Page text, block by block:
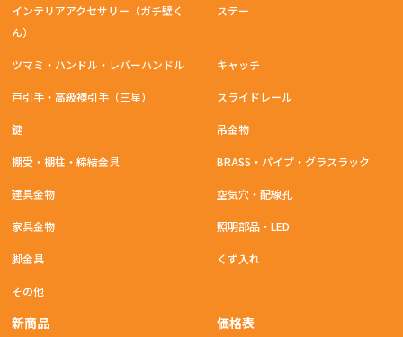
インテリアアクセサリー（ガチ壁く
ん）
ツマミ・ハンドル・レバーハンドル
戸引手・高級襖引手（三星）
鍵
ステー
キャッチ
スライドレール
吊金物
棚受・棚柱・締結金具
建具金物
家具金物
脚金具
BRASS・パイプ・グラスラック
空気穴・配線孔
照明部品・LED
くず入れ
その他
新商品 価格表